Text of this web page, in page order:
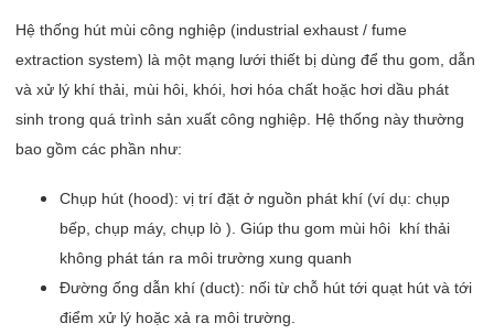
Hệ thống hút mùi công nghiệp (industrial exhaust / fume
extraction system) là một mạng lưới thiết bị dùng để thu gom, dẫn
và xử lý khí thải, mùi hôi, khói, hơi hóa chất hoặc hơi dầu phát
sinh trong quá trình sản xuất công nghiệp. Hệ thống này thường
bao gồm các phần như:
Chụp hút (hood): vị trí đặt ở nguồn phát khí (ví dụ: chụp
bếp, chụp máy, chụp lò ). Giúp thu gom mùi hôi khí thải
không phát tán ra môi trường xung quanh
Đường ống dẫn khí (duct): nối từ chỗ hút tới quạt hút và tới
điểm xử lý hoặc xả ra môi trường.